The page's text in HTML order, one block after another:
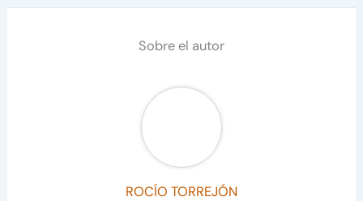
Sobre el autor
ROCÍO TORREJÓN